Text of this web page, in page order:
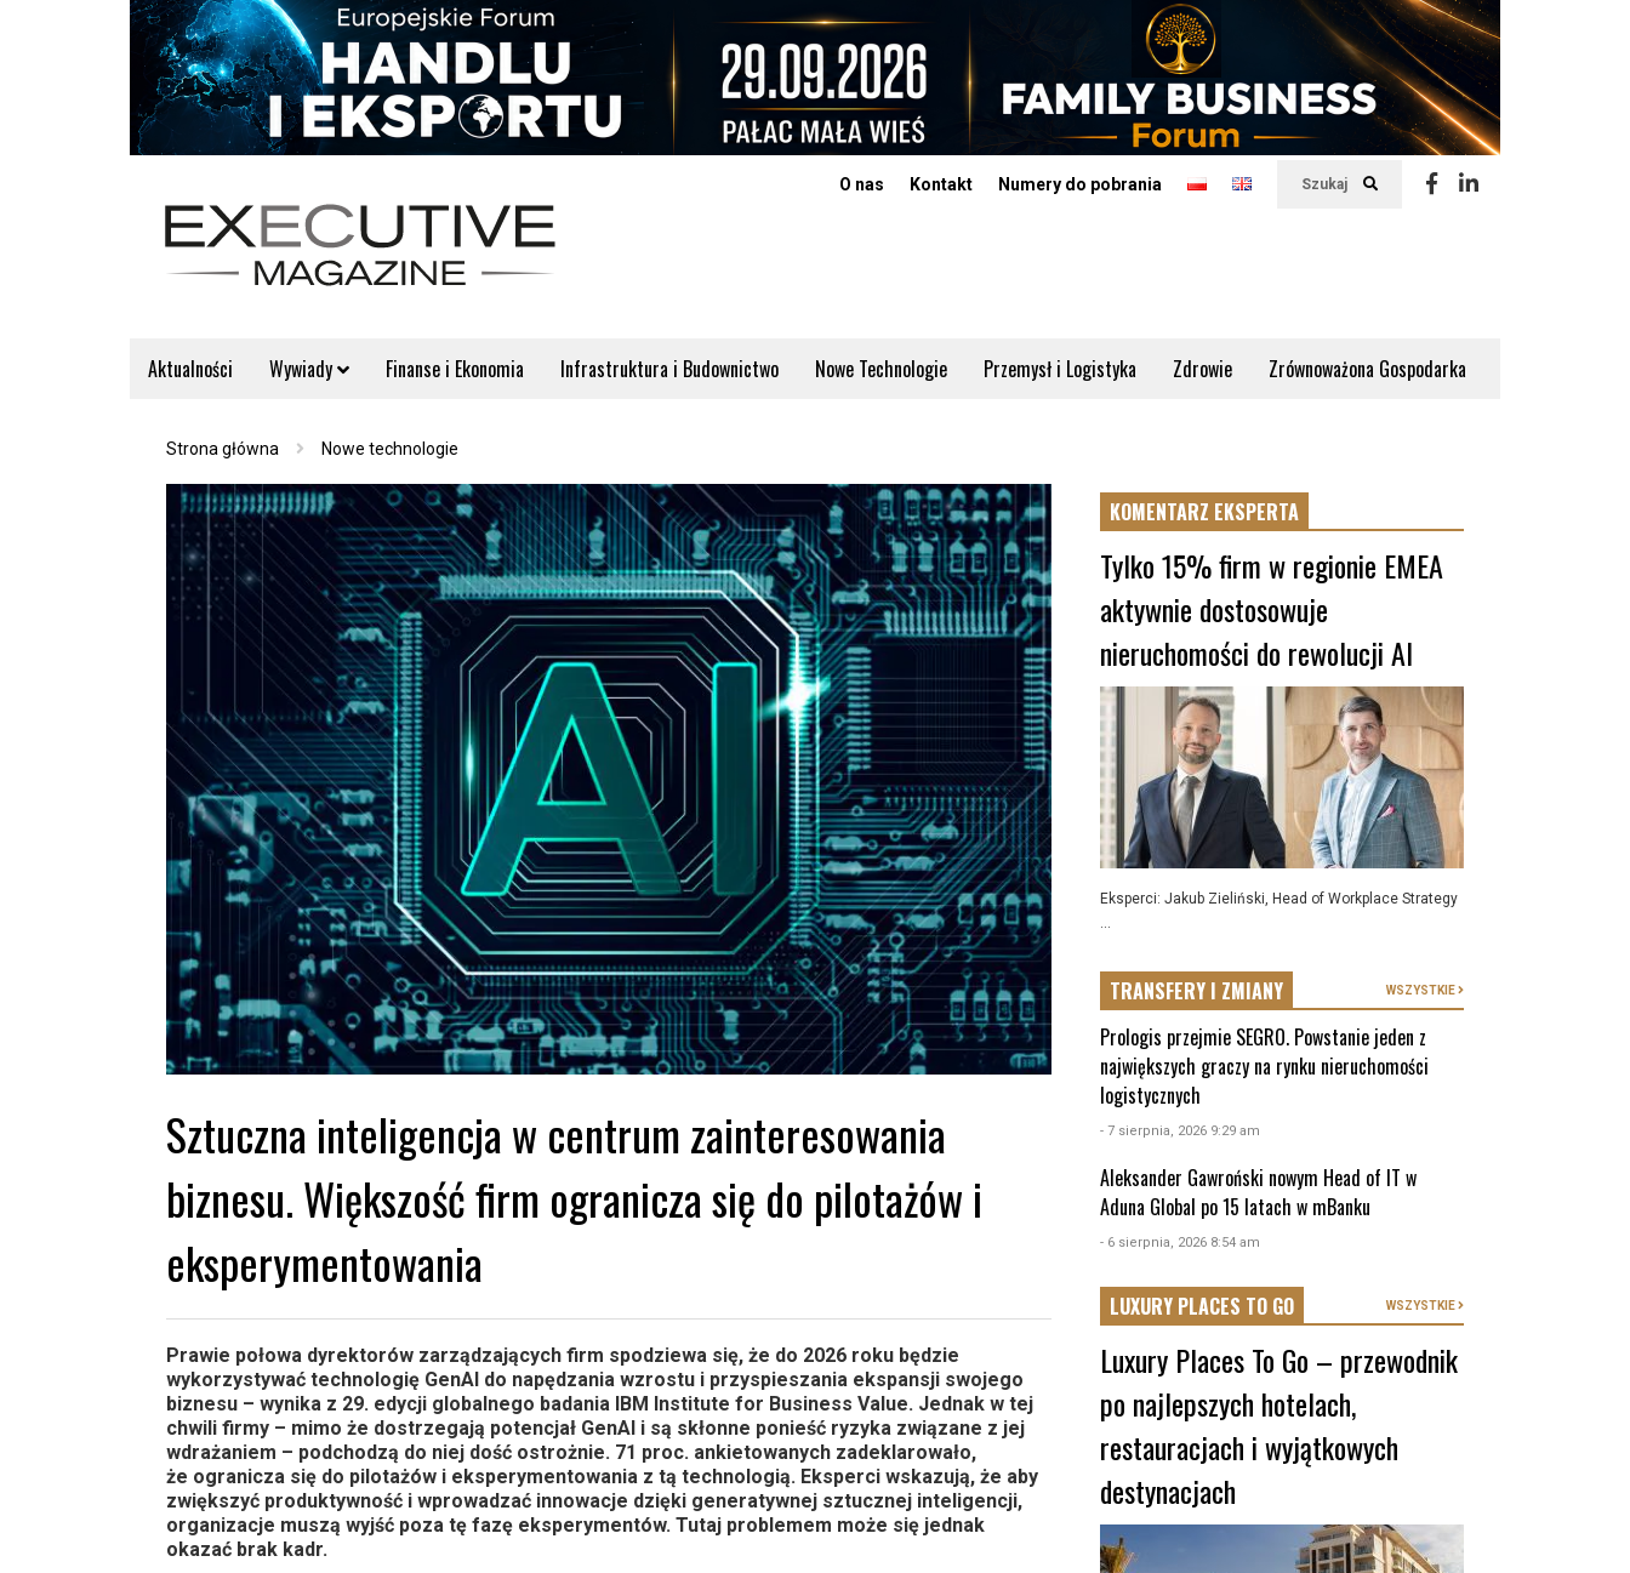
Szukaj
O nas Kontakt Numery do pobrania
Aktualności Wywiady Finanse i Ekonomia Infrastruktura i Budownictwo Nowe Technologie Przemysł i Logistyka Zdrowie Zrównoważona Gospodarka
Strona główna Nowe technologie
Sztuczna inteligencja w centrum zainteresowania
biznesu. Większość firm ogranicza się do pilotażów i
eksperymentowania
Prawie połowa dyrektorów zarządzających firm spodziewa się, że do 2026 roku będzie
wykorzystywać technologię GenAI do napędzania wzrostu i przyspieszania ekspansji swojego
biznesu – wynika z 29. edycji globalnego badania IBM Institute for Business Value. Jednak w tej
chwili firmy – mimo że dostrzegają potencjał GenAI i są skłonne ponieść ryzyka związane z jej
wdrażaniem – podchodzą do niej dość ostrożnie. 71 proc. ankietowanych zadeklarowało,
że ogranicza się do pilotażów i eksperymentowania z tą technologią. Eksperci wskazują, że aby
zwiększyć produktywność i wprowadzać innowacje dzięki generatywnej sztucznej inteligencji,
organizacje muszą wyjść poza tę fazę eksperymentów. Tutaj problemem może się jednak
okazać brak kadr.
KOMENTARZ EKSPERTA
Tylko 15% firm w regionie EMEA
aktywnie dostosowuje
nieruchomości do rewolucji AI
Eksperci: Jakub Zieliński, Head of Workplace Strategy
...
TRANSFERY I ZMIANY WSZYSTKIE
Prologis przejmie SEGRO. Powstanie jeden z
największych graczy na rynku nieruchomości
logistycznych
- 7 sierpnia, 2026 9:29 am
Aleksander Gawroński nowym Head of IT w
Aduna Global po 15 latach w mBanku
- 6 sierpnia, 2026 8:54 am
LUXURY PLACES TO GO WSZYSTKIE
Luxury Places To Go – przewodnik
po najlepszych hotelach,
restauracjach i wyjątkowych
destynacjach